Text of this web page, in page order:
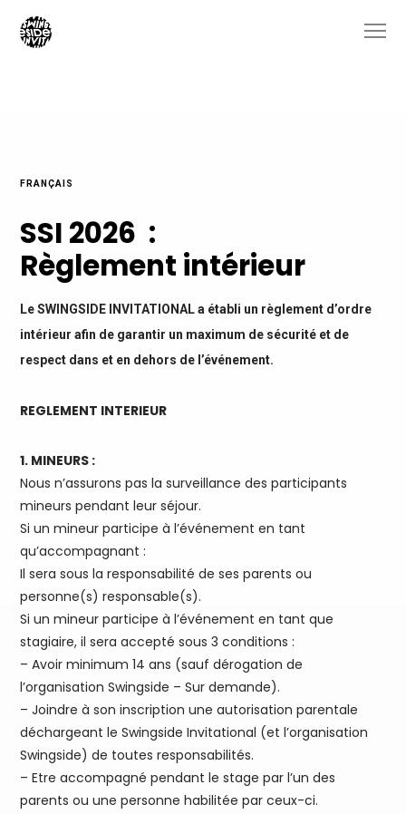
FRANÇAIS
SSI 2026 :
Règlement intérieur
Le SWINGSIDE INVITATIONAL a établi un règlement d’ordre
intérieur afin de garantir un maximum de sécurité et de
respect dans et en dehors de l’événement.
REGLEMENT INTERIEUR
1. MINEURS :
Nous n’assurons pas la surveillance des participants
mineurs pendant leur séjour.
Si un mineur participe à l’événement en tant
qu’accompagnant :
Il sera sous la responsabilité de ses parents ou
personne(s) responsable(s).
Si un mineur participe à l’événement en tant que
stagiaire, il sera accepté sous 3 conditions :
– Avoir minimum 14 ans (sauf dérogation de
l’organisation Swingside – Sur demande).
– Joindre à son inscription une autorisation parentale
déchargeant le Swingside Invitational (et l’organisation
Swingside) de toutes responsabilités.
– Etre accompagné pendant le stage par l’un des
parents ou une personne habilitée par ceux-ci.